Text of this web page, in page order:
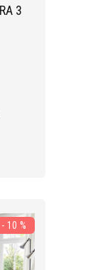
3
- 10 %